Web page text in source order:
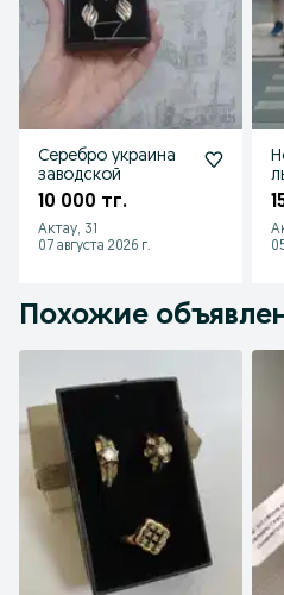
Серебро украина
заводской
10 000 тг.
Актау, 31
07 августа 2026 г.
Похожие